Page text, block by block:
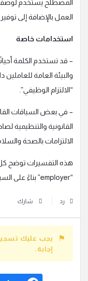
المصطلح يستخدم لوصف
العمل بالإضافة إلى
استخدامات خاصة
– قد تستخدم الكلمة
والبيئة العامة
“الالتزام الوظيفي”.
– في بعض السياقات
القانونية والتنظيمية
الالتزامات بالصحة
هذه التفسيرات توضح كل
“employer” بناءً على السياق والمجال.
رد شارك
يجب عليك
إجابة.